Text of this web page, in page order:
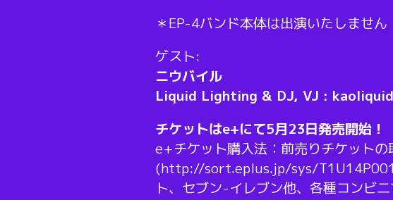
＊EP-4バンド本体は出演いたしません
ゲスト:
ニウバイル
Liquid Lighting & DJ, VJ :
チケットはe+にて5月23日発売開始！
e+チケット購入法：前売りチケット
(http://sort.eplus.jp/sys/
ト、セブン-イレブン他、各種コンビ